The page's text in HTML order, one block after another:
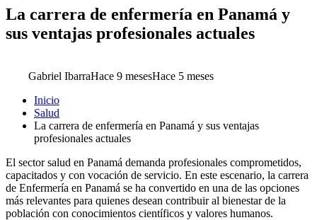
La carrera de enfermería en Panamá y
sus ventajas profesionales actuales
Gabriel IbarraHace 9 mesesHace 5 meses
Inicio
Salud
La carrera de enfermería en Panamá y sus ventajas
profesionales actuales
El sector salud en Panamá demanda profesionales comprometidos,
capacitados y con vocación de servicio. En este escenario, la carrera
de Enfermería en Panamá se ha convertido en una de las opciones
más relevantes para quienes desean contribuir al bienestar de la
población con conocimientos científicos y valores humanos.